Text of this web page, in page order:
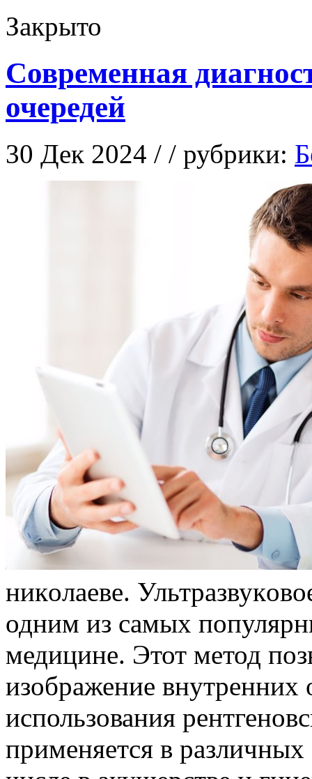
Закрыто
Современная
очередей
30 Дек 2024 / / рубрики:
никoлaeвe.
одним из самых
медицине. Этот метод
изображение внутренних
использования
применяется в